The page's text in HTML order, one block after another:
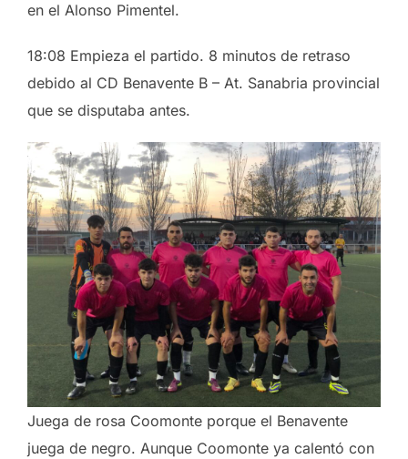
en el Alonso Pimentel.
18:08 Empieza el partido. 8 minutos de retraso
debido al CD Benavente B – At. Sanabria provincial
que se disputaba antes.
Juega de rosa Coomonte porque el Benavente
juega de negro. Aunque Coomonte ya calentó con